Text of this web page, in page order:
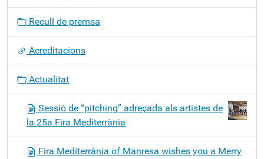
ó
Recull de premsa
Acreditacions
Actualitat
Sessió de “pitching” adreçada als artistes de
la 25a Fira Mediterrània
Fira Mediterrània of Manresa wishes you a Merry